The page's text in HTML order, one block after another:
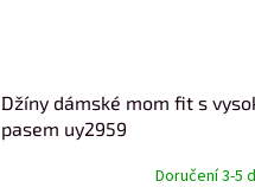
Džíny dámské mom fit s
pasem uy2959
Doručení 3-5